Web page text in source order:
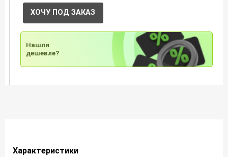
ХОЧУ ПОД ЗАКАЗ
Нашли
дешевле?
Характеристики